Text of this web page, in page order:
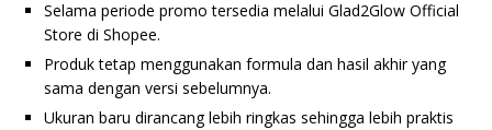
Selama periode promo tersedia melalui Glad2Glow Official
Store di Shopee.
Produk tetap menggunakan formula dan hasil akhir yang
sama dengan versi sebelumnya.
Ukuran baru dirancang lebih ringkas sehingga lebih praktis